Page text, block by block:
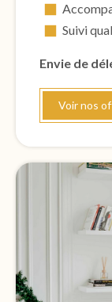
Suivi
Envie de
Voir nos